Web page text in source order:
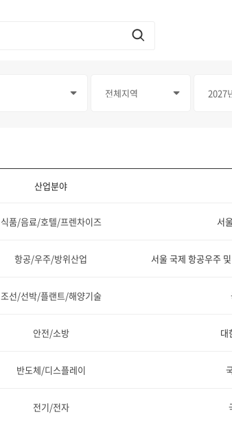
산업분야
식품/음료/호텔/프렌차이즈 서
항공/우주/방위산업
조선/선박/플랜트/해양기술
안전/소방 대
반도체/디스플레이
전기/전자